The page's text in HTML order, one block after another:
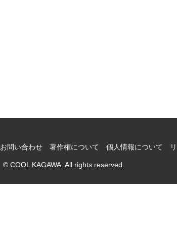
お問い合わせ 著作権について 個人情報について
© COOL KAGAWA. All rights reserved.